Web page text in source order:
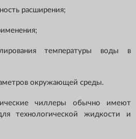
расширения;
температуры воды в
окружающей среды.
чиллеры обычно имеют
технологической жидкости и